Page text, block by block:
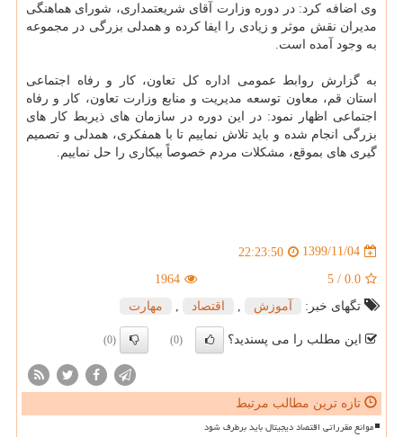
وی اضافه کرد: در دوره وزارت آقای شریعتمداری، شورای هماهنگی
مدیران نقش موثر و زیادی را ایفا کرده و همدلی بزرگی در مجموعه
به وجود آمده است.
به گزارش روابط عمومی اداره کل تعاون، کار و رفاه اجتماعی
استان قم، معاون توسعه مدیریت و منابع وزارت تعاون، کار و رفاه
اجتماعی اظهار نمود: در این دوره در سازمان های ذیربط کار های
بزرگی انجام شده و باید تلاش نماییم تا با همفکری، همدلی و تصمیم
گیری های بموقع، مشکلات مردم خصوصاً بیکاری را حل نماییم.
1399/11/04
22:23:50
0.0
/
5
1964
تگهای خبر:
آموزش اقتصاد مهارت
این مطلب را می پسندید؟ (0)
(0)
تازه ترین مطالب مرتبط
موانع مقرراتی اقتصاد دیجیتال باید برطرف شود